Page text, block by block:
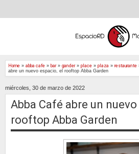
Home » abba cafe » bar» gander» place » plaza » restaurante
abre un nuevo espacio, el rooftop Abba Garden
miércoles, 30 de marzo de 2022
Abba Café abre un
rooftop Abba Garden